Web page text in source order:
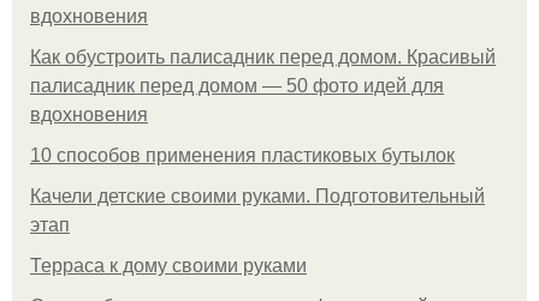
вдохновения
Как обустроить палисадник перед домом. Красивый
палисадник перед домом — 50 фото идей для
вдохновения
10 способов применения пластиковых бутылок
Качели детские своими руками. Подготовительный
этап
Терраса к дому своими руками